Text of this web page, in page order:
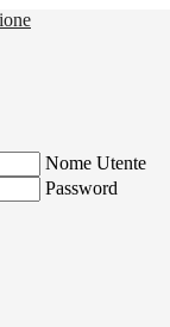
Nome Utente
Password